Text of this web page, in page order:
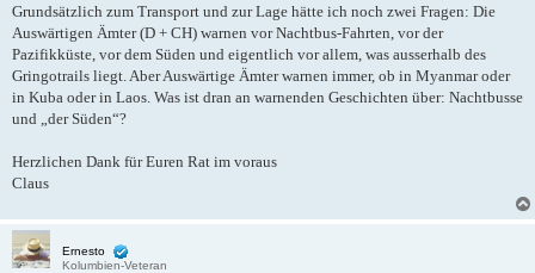
Grundsätzlich zum Transport und zur Lage hätte ich noch zwei Fragen: Die
Auswärtigen Ämter (D + CH) warnen vor Nachtbus-Fahrten, vor der
Pazifikküste, vor dem Süden und eigentlich vor allem, was ausserhalb des
Gringotrails liegt. Aber Auswärtige Ämter warnen immer, ob in Myanmar oder
in Kuba oder in Laos. Was ist dran an warnenden Geschichten über: Nachtbusse
und „der Süden“?
Herzlichen Dank für Euren Rat im voraus
Claus
Ernesto
Kolumbien-Veteran